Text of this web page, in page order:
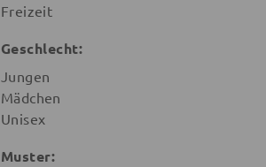
Freizeit
Geschlecht:
Jungen
Mädchen
Unisex
Muster: